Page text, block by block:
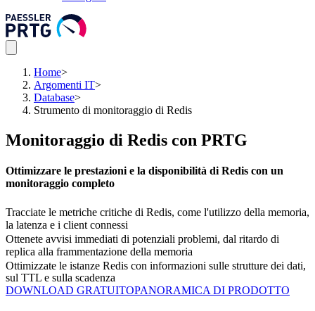
Home>
Argomenti IT>
Database>
Strumento di monitoraggio di Redis
Monitoraggio di Redis con PRTG
Ottimizzare le prestazioni e la disponibilità di Redis con un
monitoraggio completo
Tracciate le metriche critiche di Redis, come l'utilizzo della memoria,
la latenza e i client connessi
Ottenete avvisi immediati di potenziali problemi, dal ritardo di
replica alla frammentazione della memoria
Ottimizzate le istanze Redis con informazioni sulle strutture dei dati,
sul TTL e sulla scadenza
DOWNLOAD GRATUITOPANORAMICA DI PRODOTTO